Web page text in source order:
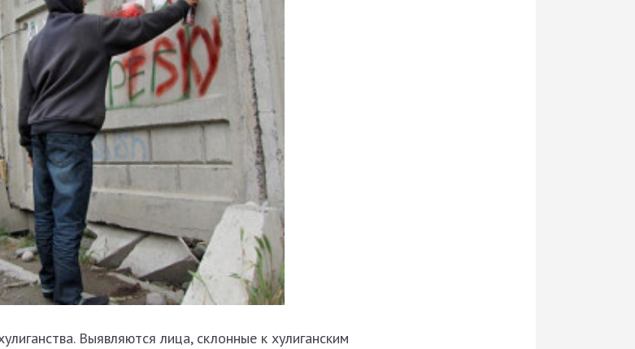
Выявляются лица, склонные к хулиганским